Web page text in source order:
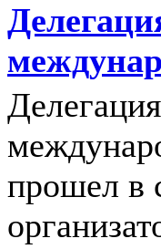
прошел в